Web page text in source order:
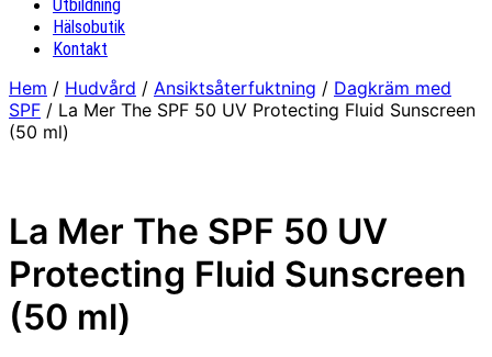
Utbildning
Hälsobutik
Kontakt
Hem / Hudvård / Ansiktsåterfuktning / Dagkräm med
SPF / La Mer The SPF 50 UV Protecting Fluid Sunscreen
(50 ml)
La Mer The SPF 50 UV
Protecting Fluid Sunscreen
(50 ml)